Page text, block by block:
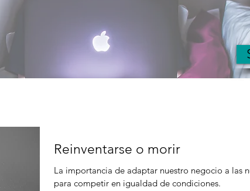
Reinventarse o morir
La importancia de adaptar nuestro negocio a las
para competir en igualdad de condiciones.